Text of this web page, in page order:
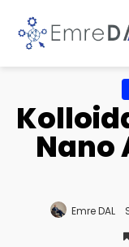
Nano
Emre DAL